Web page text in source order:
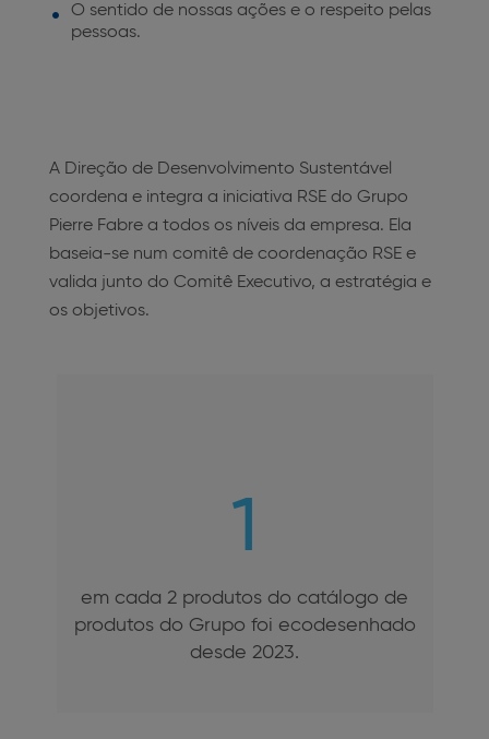
O sentido de nossas ações e o respeito pelas
pessoas.
A Direção de Desenvolvimento Sustentável
coordena e integra a iniciativa RSE do Grupo
Pierre Fabre a todos os níveis da empresa. Ela
baseia-se num comitê de coordenação RSE e
valida junto do Comitê Executivo, a estratégia e
os objetivos.
1
em cada 2 produtos do catálogo de
produtos do Grupo foi ecodesenhado
desde 2023.